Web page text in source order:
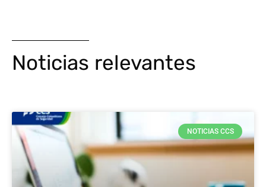
Noticias relevantes
NOTICIAS CCS